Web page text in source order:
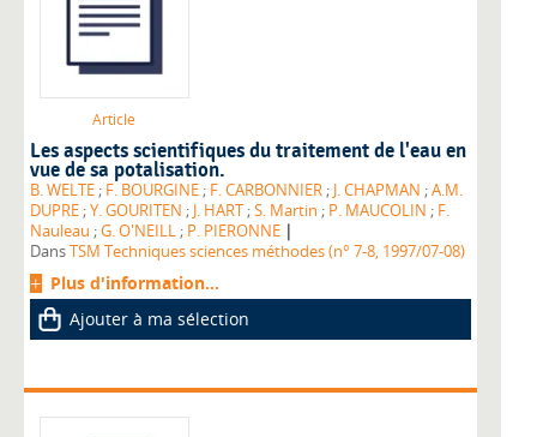
Article
Les aspects scientifiques du traitement de l'eau en
vue de sa potalisation.
B. WELTE ; F. BOURGINE ; F. CARBONNIER ; J. CHAPMAN ;A.M.
DUPRE ;Y. GOURITEN ; J. HART ;S. Martin ; P. MAUCOLIN ; F.
Nauleau ;G. O'NEILL ; P. PIERONNE |
DansTSM Techniques sciences méthodes (n° 7-8, 1997/07-08)
Plus d'information...
Ajouter à ma sélection